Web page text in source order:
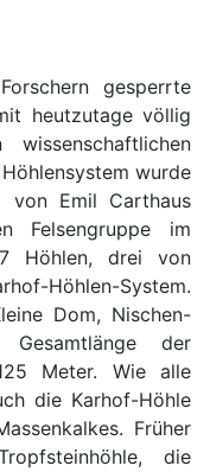
gesperrte
heutzutage völlig
wurde
von Emil Carthaus
Felsengruppe im
Höhlen, drei von
Höhlen-System.
Dom, Nischen-
der
Meter. Wie alle
die Karhof-Höhle
Früher
die